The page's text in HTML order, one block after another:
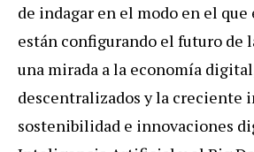
de indagar en el modo en el que
están configurando el futuro de
una mirada a la economía
descentralizados y la creciente
sostenibilidad e innovaciones